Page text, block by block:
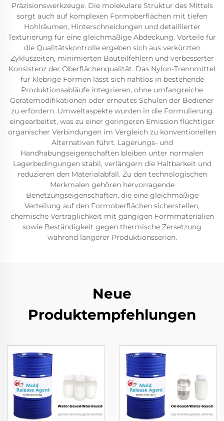
Präzisionswerkzeuge. Die molekulare Struktur des Mittels
sorgt auch auf komplexen Formoberflächen mit tiefen
Hohlräumen, Hinterschneidungen und detaillierter
Texturierung für eine gleichmäßige Abdeckung. Vorteile für
die Qualitätskontrolle ergeben sich aus verkürzten
Zykluszeiten, minimierten Bauteilfehlern und verbesserter
Konsistenz der Oberflächenqualität. Das Nylon-Trennmittel
für klebrige Formen lässt sich nahtlos in bestehende
Produktionsabläufe integrieren, ohne umfangreiche
Gerätemodifikationen oder erneutes Schulen der Bediener
zu erfordern. Umweltaspekte wurden in die Formulierung
eingearbeitet, was zu einer geringeren Emission flüchtiger
organischer Verbindungen im Vergleich zu konventionellen
Alternativen führt. Lagerungs- und
Handhabungseigenschaften bleiben unter normalen
Lagerbedingungen stabil, verlängern die Haltbarkeit und
reduzieren den Materialabfall. Zu den technologischen
Merkmalen gehören hervorragende
Benetzungseigenschaften, die eine gleichmäßige
Verteilung auf den Formoberflächen sicherstellen,
chemische Verträglichkeit mit gängigen Formmaterialien
sowie Beständigkeit gegen thermische Zersetzung
während längerer Produktionsserien.
Neue
Produktempfehlungen